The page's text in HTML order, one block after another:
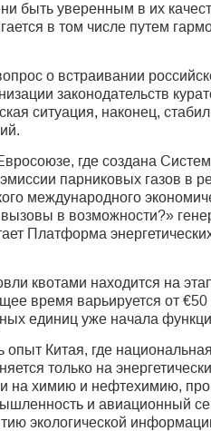
быть уверенным в их
в том числе путем
о встраивании
законодательств
ситуация, наконец,
где создана
парниковых газов в
международного
вызовы в возможности?»
Платформа
квотами находится на
время варьи­руется от
единиц уже начала
опыт Китая, где
только на
на химию и нефтехимию,
и авиационный
экологической